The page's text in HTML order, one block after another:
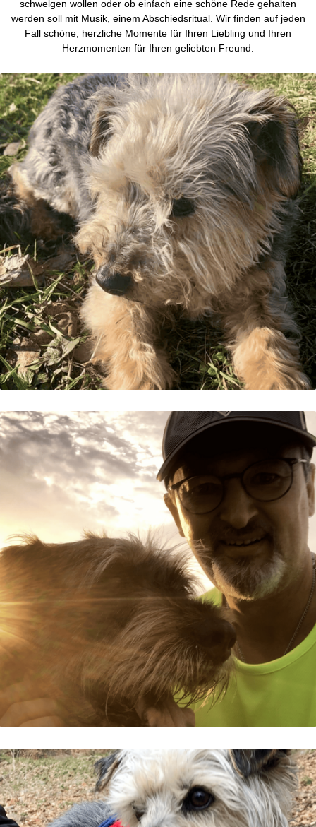
schwelgen wollen oder ob einfach eine schöne Rede gehalten
werden soll mit Musik, einem Abschiedsritual. Wir finden auf jeden
Fall schöne, herzliche Momente für Ihren Liebling und Ihren
Herzmomenten für Ihren geliebten Freund.